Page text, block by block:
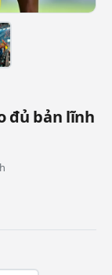
đủ bản lĩnh